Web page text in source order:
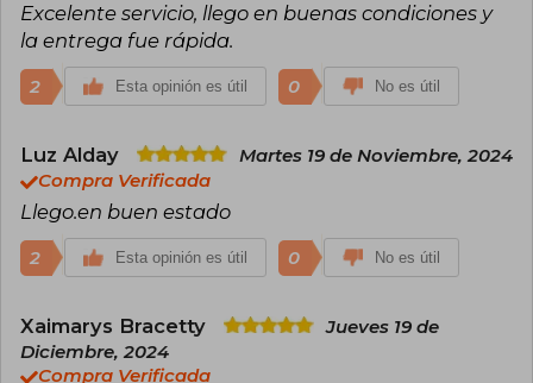
Excelente servicio, llego en buenas condiciones y
la entrega fue rápida.
2 Esta opinión es útil 0 No es útil
Luz Alday
Martes 19 de Noviembre, 2024
Compra Verificada
Llego.en buen estado
2 Esta opinión es útil 0 No es útil
Xaimarys Bracetty
Jueves 19 de
Diciembre, 2024
Compra Verificada